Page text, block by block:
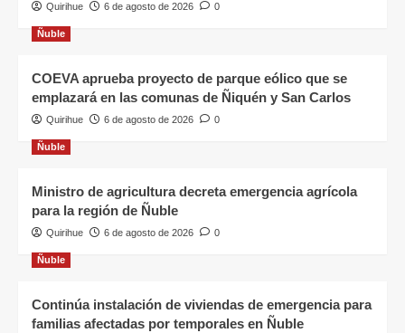
Quirihue 6 de agosto de 2026 0
Ñuble
COEVA aprueba proyecto de parque eólico que se
emplazará en las comunas de Ñiquén y San Carlos
Quirihue 6 de agosto de 2026 0
Ñuble
Ministro de agricultura decreta emergencia agrícola
para la región de Ñuble
Quirihue 6 de agosto de 2026 0
Ñuble
Continúa instalación de viviendas de emergencia para
familias afectadas por temporales en Ñuble